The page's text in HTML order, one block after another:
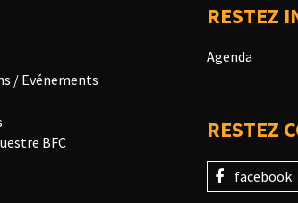
/ Evénements
BFC
RESTEZ
Agenda
RESTEZ
facebook